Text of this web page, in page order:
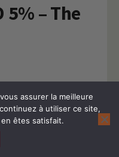
5% – The
assurer la meilleure
à utiliser ce site,
êtes satisfait.